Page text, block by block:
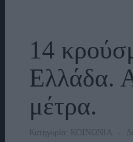
14
Ελλάδα.
μέτρα.
Κατηγορία: ΚΟΙΝΩΝΙΑ